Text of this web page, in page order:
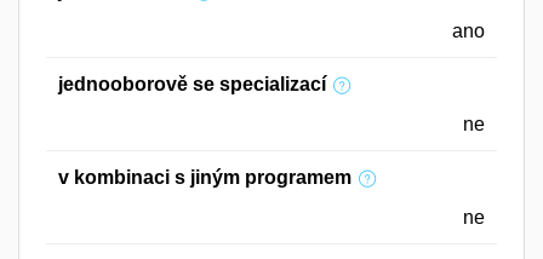
ano
jednooborově se specializací
ne
v kombinaci s jiným programem
ne